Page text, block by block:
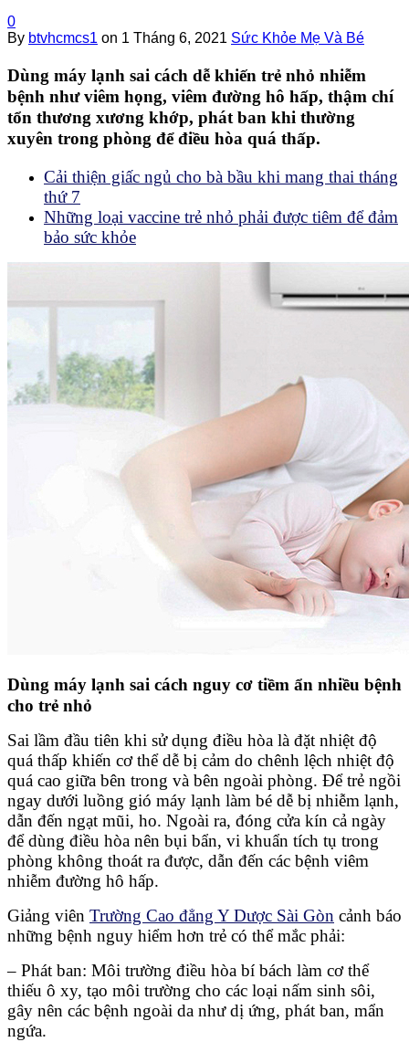
0
By btvhcmcs1 on 1 Tháng 6, 2021 Sức Khỏe Mẹ Và Bé
Dùng máy lạnh sai cách dễ khiến trẻ nhỏ nhiễm
bệnh như viêm họng, viêm đường hô hấp, thậm chí
tổn thương xương khớp, phát ban khi thường
xuyên trong phòng để điều hòa quá thấp.
Cải thiện giấc ngủ cho bà bầu khi mang thai tháng
thứ 7
Những loại vaccine trẻ nhỏ phải được tiêm để đảm
bảo sức khỏe
Dùng máy lạnh sai cách nguy cơ tiềm ẩn nhiều bệnh
cho trẻ nhỏ
Sai lầm đầu tiên khi sử dụng điều hòa là đặt nhiệt độ
quá thấp khiến cơ thể dễ bị cảm do chênh lệch nhiệt độ
quá cao giữa bên trong và bên ngoài phòng. Để trẻ ngồi
ngay dưới luồng gió máy lạnh làm bé dễ bị nhiễm lạnh,
dẫn đến ngạt mũi, ho. Ngoài ra, đóng cửa kín cả ngày
để dùng điều hòa nên bụi bẩn, vi khuẩn tích tụ trong
phòng không thoát ra được, dẫn đến các bệnh viêm
nhiễm đường hô hấp.
Giảng viên Trường Cao đẳng Y Dược Sài Gòn cảnh báo
những bệnh nguy hiểm hơn trẻ có thể mắc phải:
– Phát ban: Môi trường điều hòa bí bách làm cơ thể
thiếu ô xy, tạo môi trường cho các loại nấm sinh sôi,
gây nên các bệnh ngoài da như dị ứng, phát ban, mẩn
ngứa.